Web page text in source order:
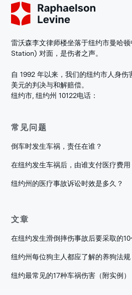
雷沃森李文律师楼坐落于纽约市曼哈
Station) 对面，是伤者之声。
自 1992 年以来，我们的纽约市人身
美元的判决与和解赔偿。
纽约市, 纽约州 10122电话：
常见问题
倒车时发生车祸，责任在谁？
在纽约发生车祸后，由谁支付医疗费用
纽约州的医疗事故诉讼时效是多久？
文章
在纽约发生滑倒摔伤事故后要采取的
纽约州每位狗主人都应了解的养狗法规
纽约最常见的17种车祸伤害（附实例）